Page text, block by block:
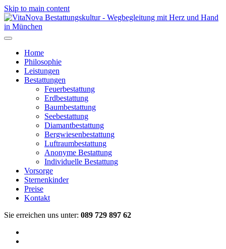
Skip to main content
Home
Philosophie
Leistungen
Bestattungen
Feuerbestattung
Erdbestattung
Baumbestattung
Seebestattung
Diamantbestattung
Bergwiesenbestattung
Luftraumbestattung
Anonyme Bestattung
Individuelle Bestattung
Vorsorge
Sternenkinder
Preise
Kontakt
Sie erreichen uns unter: 089 729 897 62